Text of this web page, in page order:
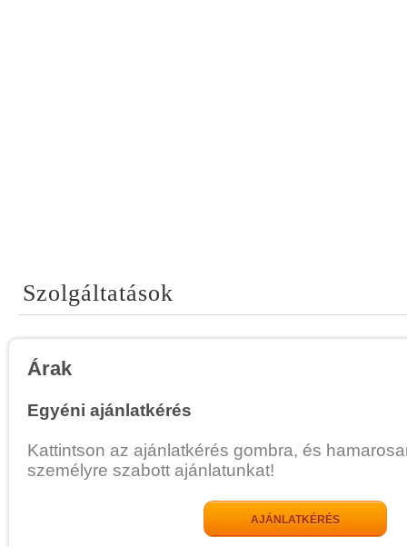
Szolgáltatások
Árak
Egyéni ajánlatkérés
Kattintson az ajánlatkérés gombra, és
személyre szabott ajánlatunkat!
AJÁNLATKÉRÉS